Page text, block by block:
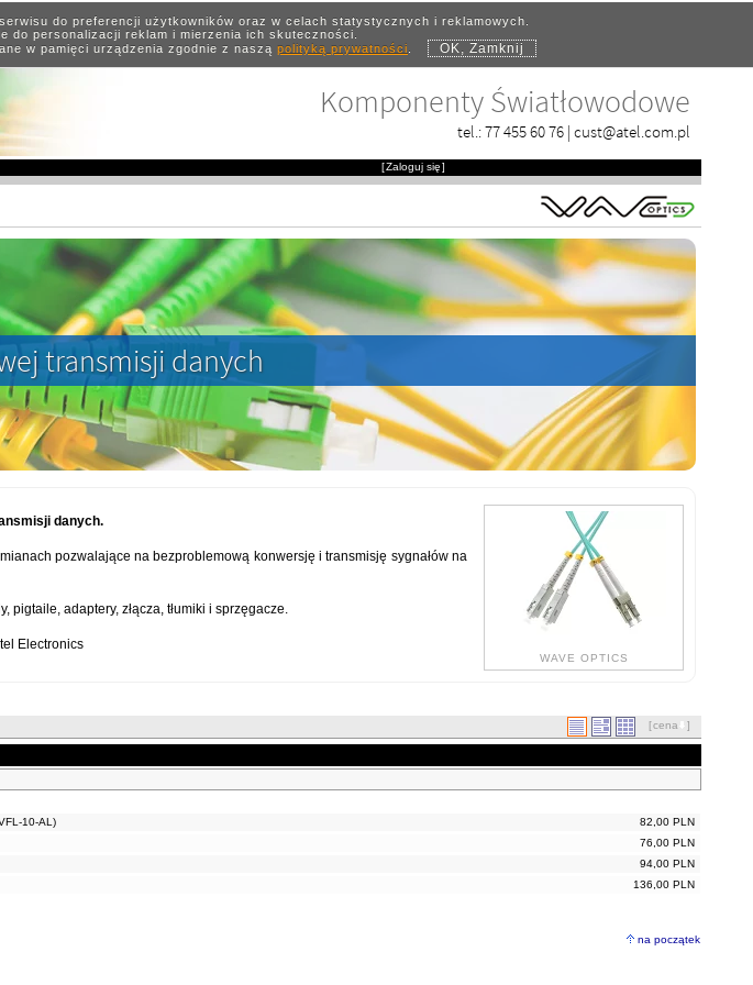
do preferencji użytkowników oraz w celach statystycznych i reklamowych.
do personalizacji reklam i mierzenia ich skuteczności.
w pamięci urządzenia zgodnie z naszą polityką prywatności. OK, Zamknij
Komponenty Światłowodowe
tel.:77 455 60 76 | cust@atel.com.pl
[Zaloguj się]
transmisji danych
WAVE OPTICS
danych.
pozwalające na bezproblemową konwersję i transmisję sygnałów na
pigtaile, adaptery, złącza, tłumiki i sprzęgacze.
Electronics
[cena ]
82,00 PLN
10-AL)
76,00 PLN
94,00 PLN
136,00 PLN
na początek